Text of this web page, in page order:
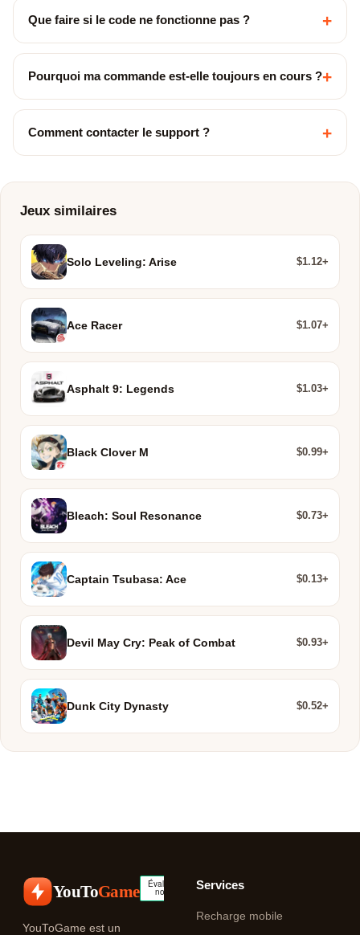
Que faire si le code ne fonctionne pas ? +
Pourquoi ma commande est-elle toujours en cours ?+
Comment contacter le support ? +
Jeux similaires
Solo Leveling: Arise $1.12+
Ace Racer $1.07+
Asphalt 9: Legends $1.03+
Black Clover M $0.99+
Bleach: Soul Resonance $0.73+
Captain Tsubasa: Ace $0.13+
Devil May Cry: Peak of Combat $0.93+
Dunk City Dynasty $0.52+
YouToGame
YouToGame est un
Services
Recharge mobile